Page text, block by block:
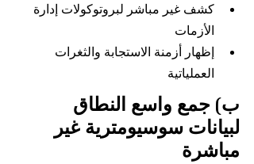
كشف غير مباشر لبروتوكولات إدارة
الأزمات
إظهار أزمنة الاستجابة والثغرات
العملياتية
ب) جمع واسع النطاق
لبيانات سوسيومترية غير
مباشرة